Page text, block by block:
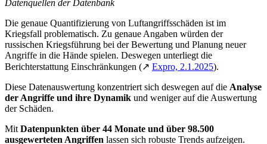
Datenquellen der Datenbank
Die genaue Quantifizierung von Luftangriffsschäden ist im
Kriegsfall problematisch. Zu genaue Angaben würden der
russischen Kriegsführung bei der Bewertung und Planung neuer
Angriffe in die Hände spielen. Deswegen unterliegt die
Berichterstattung Einschränkungen (↗ Expro, 2.1.2025).
Diese Datenauswertung konzentriert sich deswegen auf die Analyse
der Angriffe und ihre Dynamik und weniger auf die Auswertung
der Schäden.
Mit Datenpunkten über 44 Monate und über 98.500
ausgewerteten Angriffen lassen sich robuste Trends aufzeigen.